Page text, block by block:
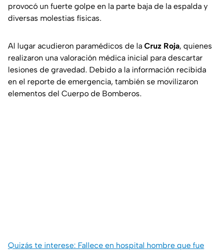
provocó un fuerte golpe en la parte baja de la espalda y
diversas molestias físicas.
Al lugar acudieron paramédicos de la Cruz Roja, quienes
realizaron una valoración médica inicial para descartar
lesiones de gravedad. Debido a la información recibida
en el reporte de emergencia, también se movilizaron
elementos del Cuerpo de Bomberos.
Quizás te interese: Fallece en hospital hombre que fue